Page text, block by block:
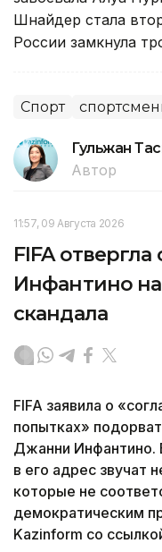
Шнайдер стала
России замкнула
Спорт
Гульжан
Автор
11:57, 09 Августа 2026
FIFA
Инфантино
скандала
FIFA заявила о
попытках»
Джанни Инфантино.
в его адрес звучат
которые не
демократическим
Kazinform со